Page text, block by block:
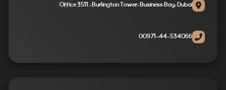
Office 3511 , Burlington Tower, Business Bay, Dubai
00971-44-534066